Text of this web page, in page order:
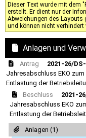
Dieser Text wurde mit dem
erstellt. Er dient nur der
Abweichungen des Layouts
und können nicht verhindert
Anlagen und
Antrag
2021-26/
Jahresabschluss EKO
Entlastung der
Beschluss
2021-
Jahresabschluss EKO
Entlastung der
Anlagen (1)